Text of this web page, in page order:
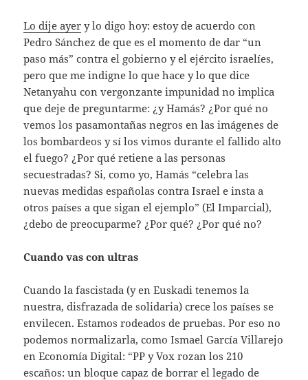
Lo dije ayer y lo digo hoy: estoy de acuerdo con
Pedro Sánchez de que es el momento de dar “un
paso más” contra el gobierno y el ejército israelíes,
pero que me indigne lo que hace y lo que dice
Netanyahu con vergonzante impunidad no implica
que deje de preguntarme: ¿y Hamás? ¿Por qué no
vemos los pasamontañas negros en las imágenes de
los bombardeos y sí los vimos durante el fallido alto
el fuego? ¿Por qué retiene a las personas
secuestradas? Si, como yo, Hamás “celebra las
nuevas medidas españolas contra Israel e insta a
otros países a que sigan el ejemplo” (El Imparcial),
¿debo de preocuparme? ¿Por qué? ¿Por qué no?
Cuando vas con ultras
Cuando la fascistada (y en Euskadi tenemos la
nuestra, disfrazada de solidaria) crece los países se
envilecen. Estamos rodeados de pruebas. Por eso no
podemos normalizarla, como Ismael García Villarejo
en Economía Digital: “PP y Vox rozan los 210
escaños: un bloque capaz de borrar el legado de